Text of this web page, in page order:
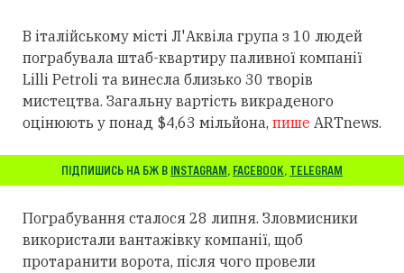
В італійському місті Л'Аквіла група з 10 людей
пограбувала штаб-квартиру паливної компанії
Lilli Petroli та винесла близько 30 творів
мистецтва. Загальну вартість викраденого
оцінюють у понад $4,63 мільйона, пише ARTnews.
ПІДПИШИСЬ НА БЖ В INSTAGRAM, FACEBOOK, TELEGRAM
Пограбування сталося 28 липня. Зловмисники
використали вантажівку компанії, щоб
протаранити ворота, після чого провели